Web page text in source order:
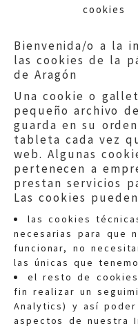
cookies
Bienvenida/o a la
las cookies de la
de Aragón
Una cookie o
pequeño archivo
guarda en su
tableta cada vez
web. Algunas
pertenecen a
prestan servicios
Las cookies
las cookies
necesarias para que
funcionar, no
las únicas que
el resto de
fin realizar un
Analytics) y así
aspectos de nuestra
Quejas: